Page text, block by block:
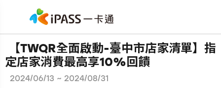
【TWQR全面啟動-臺中市店家清單】指
定店家消費最高享10%回饋
2024/06/13 ~ 2024/08/31